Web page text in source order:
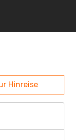
Hinreise